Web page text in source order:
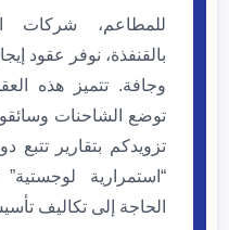
للمطاعم، شركات
بالقنفذة، نوفر عقود
وجافة. تتميز هذه
توضع الشاحنات
تزويدكم بتقارير تتبع
“استمرارية
الحاجة إلى تكاليف